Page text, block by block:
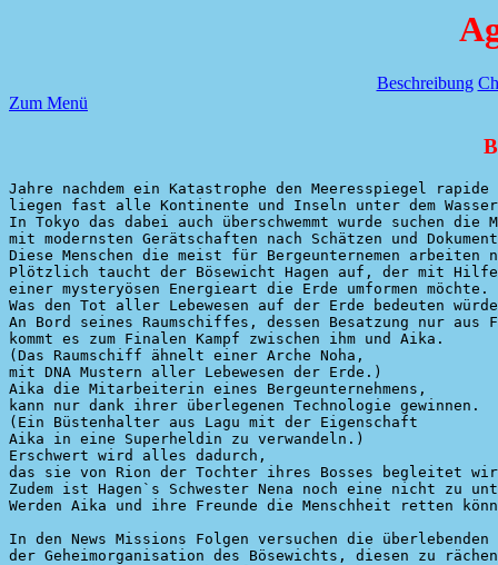
Beschreibung
Zum Menü
Jahre nachdem ein Katastrophe den Meeresspiegel
liegen fast alle Kontinente und Inseln unter dem
In Tokyo das dabei auch überschwemmt wurde suchen die
mit modernsten Gerätschaften nach Schätzen und
Diese Menschen die meist für Bergeunternemen arbeiten
Plötzlich taucht der Bösewicht Hagen auf, der mit Hilfe
einer mysteryösen Energieart die Erde umformen möchte.
Was den Tot aller Lebewesen auf der Erde bedeuten
An Bord seines Raumschiffes, dessen Besatzung nur aus
kommt es zum Finalen Kampf zwischen ihm und Aika.
(Das Raumschiff ähnelt einer Arche Noha,
mit DNA Mustern aller Lebewesen der Erde.)
Aika die Mitarbeiterin eines Bergeunternehmens,
kann nur dank ihrer überlegenen Technologie gewinnen.
(Ein Büstenhalter aus Lagu mit der Eigenschaft
Aika in eine Superheldin zu verwandeln.)
Erschwert wird alles dadurch,
das sie von Rion der Tochter ihres Bosses begleitet
Zudem ist Hagen`s Schwester Nena noch eine nicht zu
Werden Aika und ihre Freunde die Menschheit retten
In den News Missions Folgen versuchen die
der Geheimorganisation des Bösewichts, diesen zu